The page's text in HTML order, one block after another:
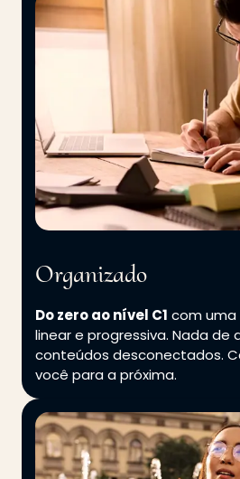
Organizado
Do zero ao nível C1 com uma
linear e progressiva. Nada de
conteúdos desconectados.
você para a próxima.